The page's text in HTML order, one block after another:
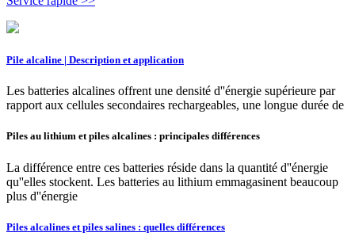
Pile alcaline | Description et application
Les batteries alcalines offrent une densité d''énergie supérieure par
rapport aux cellules secondaires rechargeables, une longue durée de
Piles au lithium et piles alcalines : principales différences
La différence entre ces batteries réside dans la quantité d''énergie
qu''elles stockent. Les batteries au lithium emmagasinent beaucoup
plus d''énergie
Piles alcalines et piles salines : quelles différences